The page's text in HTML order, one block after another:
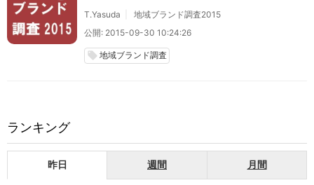
T.Yasuda
地域ブランド調査2015
公開: 2015-09-30 10:24:26
local_offer 地域ブランド調査
ランキング
昨日 週間 月間